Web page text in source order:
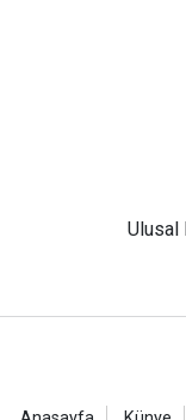
Ulusal